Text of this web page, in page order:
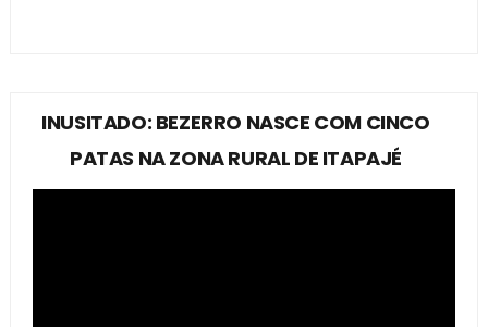
INUSITADO: BEZERRO NASCE COM CINCO
PATAS NA ZONA RURAL DE ITAPAJÉ